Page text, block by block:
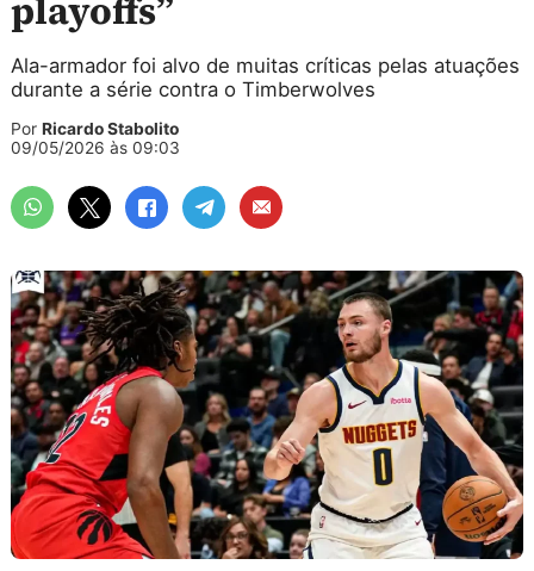
playoffs”
Ala-armador foi alvo de muitas críticas pelas atuações
durante a série contra o Timberwolves
Por Ricardo Stabolito
09/05/2026 às 09:03